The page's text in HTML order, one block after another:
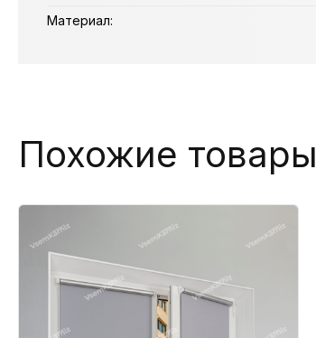
Материал:
Похожие товары